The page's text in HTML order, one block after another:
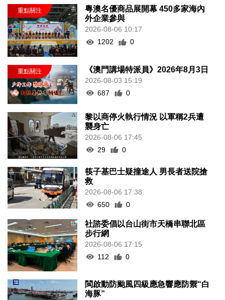
粵澳名優商品展開幕 450多家海內
外企業參與
2026-08-06 10:17
1202
0
《澳門講場特派員》2026年8月3日
2026-08-03 15:19
687
0
黎以商停火執行情況 以軍稱2兵遭
襲身亡
2026-08-06 17:45
29
0
筷子基巴士疑撞途人 男長者送院搶
救
2026-08-06 17:38
650
0
社諮委倡以台山街市天橋串聯北區
步行網
2026-08-06 17:15
112
0
閩啟動防颱風四級應急響應防禦“白
海豚”